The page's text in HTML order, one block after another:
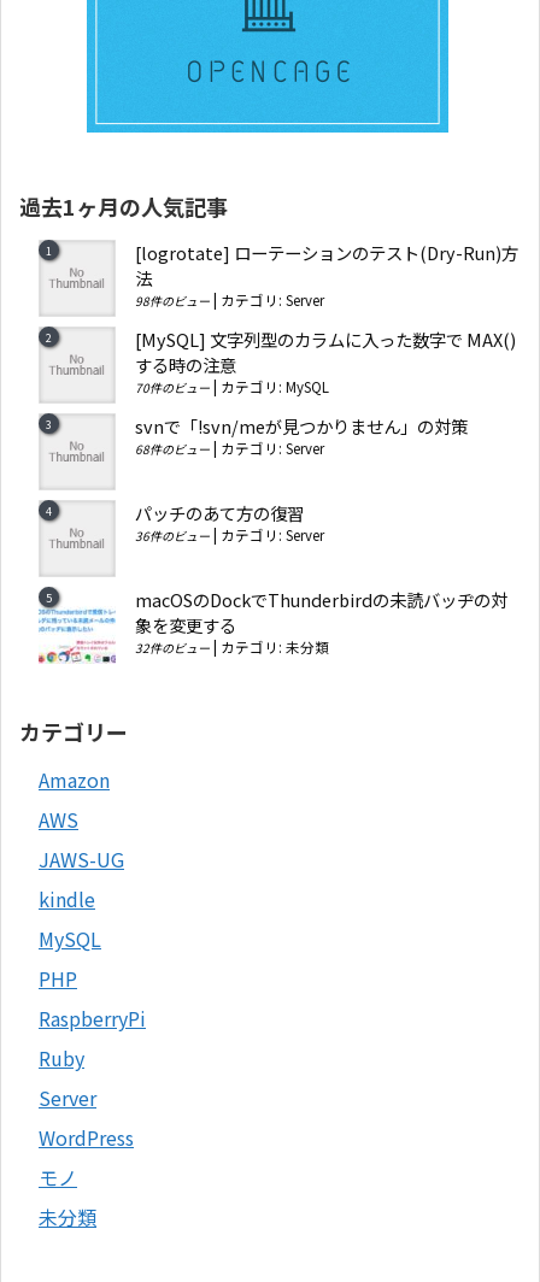
過去1ヶ月の人気記事
[logrotate] ローテーションのテスト(Dry-Run)方
法
98件のビュー カテゴリ: Server
[MySQL] 文字列型のカラムに入った数字で MAX()
する時の注意
70件のビュー カテゴリ: MySQL
svnで「!svn/meが見つかりません」の対策
68件のビュー カテゴリ: Server
パッチのあて方の復習
36件のビュー カテゴリ: Server
macOSのDockでThunderbirdの未読バッヂの対
象を変更する
32件のビュー カテゴリ: 未分類
カテゴリー
Amazon
AWS
JAWS-UG
kindle
MySQL
PHP
RaspberryPi
Ruby
Server
WordPress
モノ
未分類